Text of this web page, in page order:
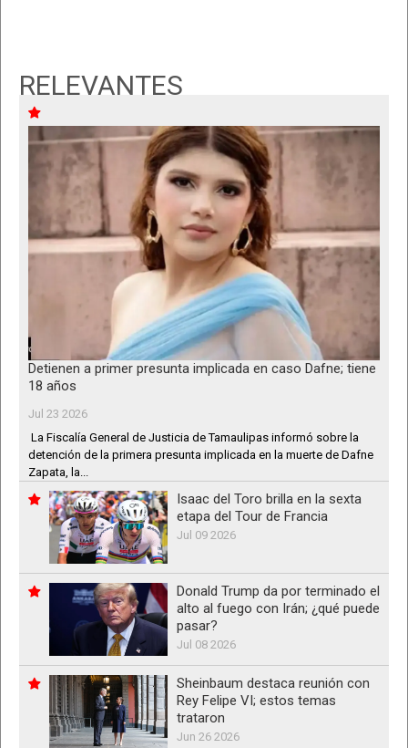
RELEVANTES
Detienen a primer presunta implicada en caso Dafne; tiene
18 años
Jul 23 2026
La Fiscalía General de Justicia de Tamaulipas informó sobre la
detención de la primera presunta implicada en la muerte de Dafne
Zapata, la...
Isaac del Toro brilla en la sexta
etapa del Tour de Francia
Jul 09 2026
Donald Trump da por terminado el
alto al fuego con Irán; ¿qué puede
pasar?
Jul 08 2026
Sheinbaum destaca reunión con
Rey Felipe VI; estos temas
trataron
Jun 26 2026